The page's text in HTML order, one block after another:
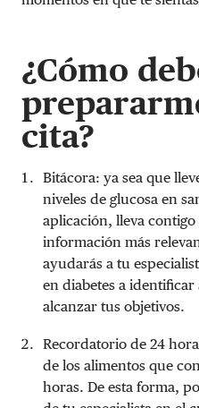
¿Cómo
cita?
Bitácora: ya sea que
niveles de glucosa en
aplicación, lleva
información más
ayudarás a tu
en diabetes a
alcanzar tus objetivos.
Recordatorio de 24
de los alimentos que
horas. De esta forma,